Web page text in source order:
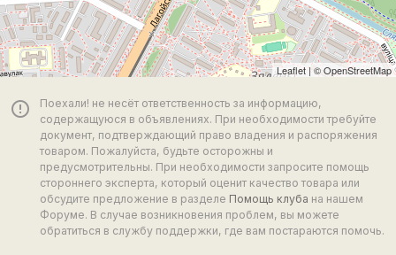
Leaflet| ©OpenStreetMap
error_outline
Поехали! не несёт ответственность за информацию,
содержащуюся в объявлениях. При необходимости требуйте
документ, подтверждающий право владения и распоряжения
товаром. Пожалуйста, будьте осторожны и
предусмотрительны. При необходимости запросите помощь
стороннего эксперта, который оценит качество товара или
обсудите предложение в разделе Помощь клуба на нашем
Форуме. В случае возникновения проблем, вы можете
обратиться в службу поддержки, где вам постараются помочь.